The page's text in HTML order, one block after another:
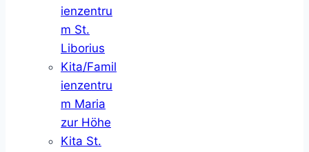
ienzentru
m St.
Liborius
Kita/Famil
ienzentru
m Maria
zur Höhe
Kita St.